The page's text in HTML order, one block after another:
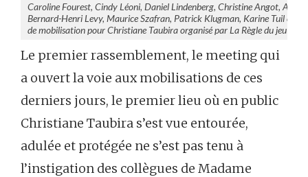
Caroline Fourest, Cindy Léoni, Daniel Lindenberg, Christine Angot,
Bernard-Henri Levy, Maurice Szafran, Patrick Klugman, Karine Tuil et
de mobilisation pour Christiane Taubira organisé par La Règle du jeu le
Le premier rassemblement, le meeting qui
a ouvert la voie aux mobilisations de ces
derniers jours, le premier lieu où en public
Christiane Taubira s’est vue entourée,
adulée et protégée ne s’est pas tenu à
l’instigation des collègues de Madame